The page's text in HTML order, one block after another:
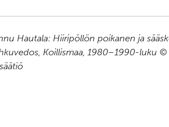
Hautala: Hiiripöllön poikanen ja
Koillismaa, 1980–1990-luku